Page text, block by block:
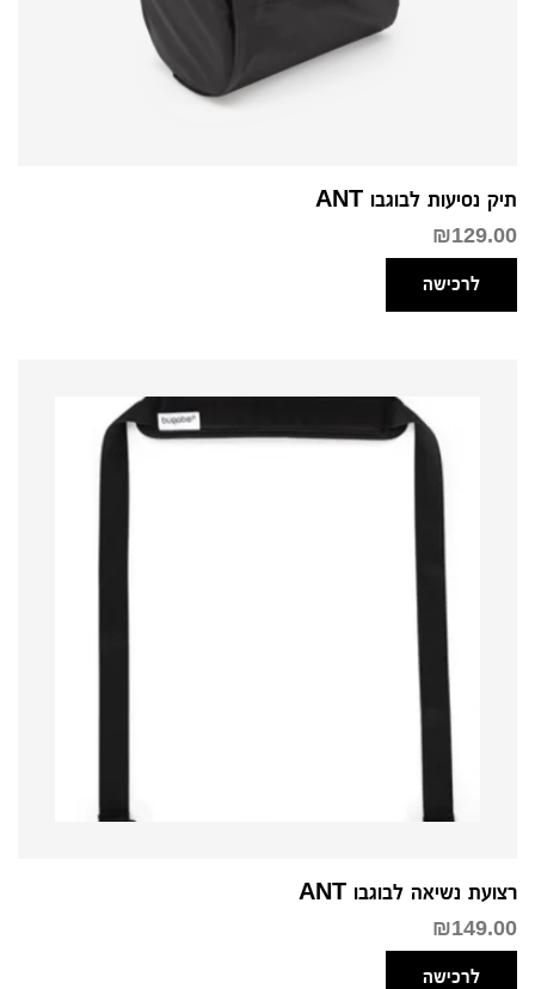
תיק נסיעות לבוגבו ANT
₪129.00
לרכישה
רצועת נשיאה לבוגבו ANT
₪149.00
לרכישה